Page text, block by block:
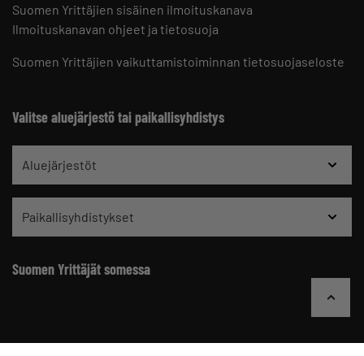
Suomen Yrittäjien sisäinen ilmoituskanava
Ilmoituskanavan ohjeet ja tietosuoja
Suomen Yrittäjien vaikuttamistoiminnan tietosuojaseloste
Valitse aluejärjestö tai paikallisyhdistys
Aluejärjestöt
Paikallisyhdistykset
Suomen Yrittäjät somessa